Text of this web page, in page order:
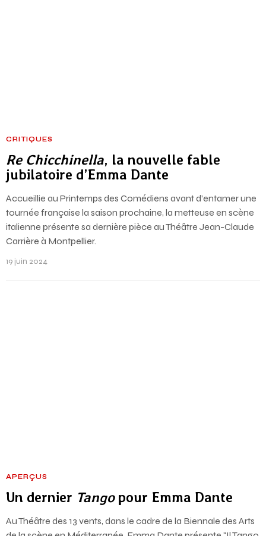
CRITIQUES
Re Chicchinella, la nouvelle fable
jubilatoire d’Emma Dante
Accueillie au Printemps des Comédiens avant d’entamer une
tournée française la saison prochaine, la metteuse en scène
italienne présente sa dernière pièce au Théâtre Jean-Claude
Carrière à Montpellier.
19 juin 2024
APERÇUS
Un dernier Tangopour Emma Dante
Au Théâtre des 13 vents, dans le cadre de la Biennale des Arts